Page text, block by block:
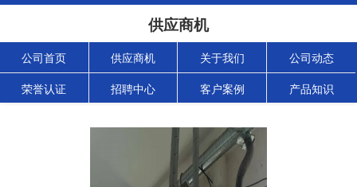
供应商机
公司首页 供应商机 关于我们 公司动态
荣誉认证 招聘中心 客户案例 产品知识